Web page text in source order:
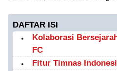
DAFTAR ISI
Kolaborasi
FC
Fitur Timnas